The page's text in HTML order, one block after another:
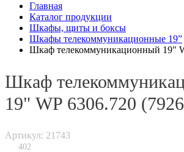
Главная
Каталог продукции
Шкафы, щиты и боксы
Шкафы телекоммуникационные 19”
Шкаф телекоммуникационный 19"
Шкаф
19" WP 6306.720
Артикул: 21743
402